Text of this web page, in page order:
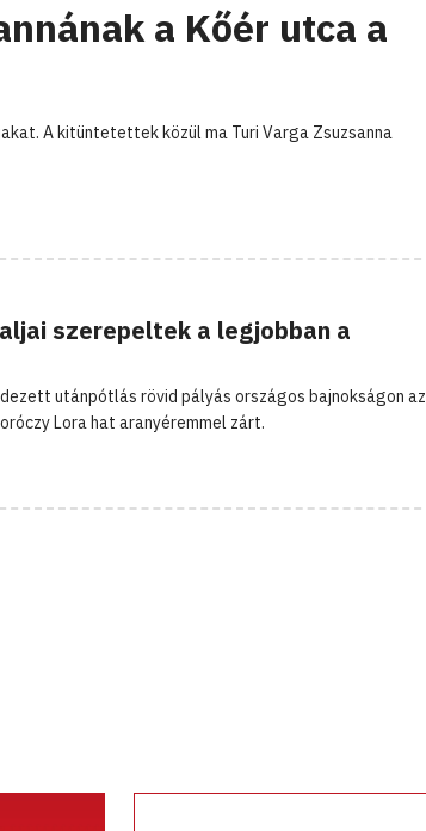
a Kőér utca a
A kitüntetettek közül ma Turi Varga Zsuzsanna
szerepeltek a legjobban a
utánpótlás rövid pályás országos bajnokságon az
Lora hat aranyéremmel zárt.